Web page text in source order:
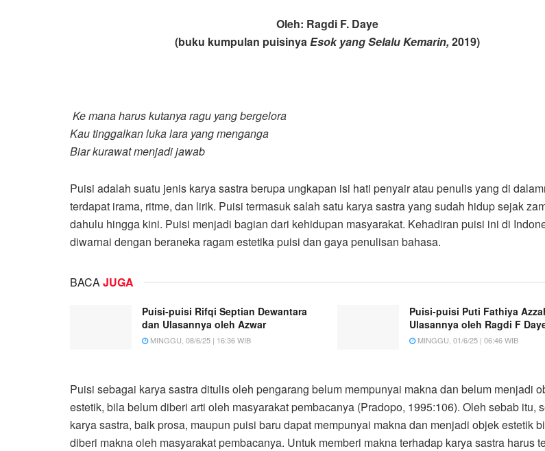
Oleh: Ragdi F. Daye
(buku kumpulan puisinyaEsok yang Selalu Kemarin, 2019)
Ke mana harus kutanya ragu yang bergelora
Kau tinggalkan luka lara yang menganga
Biar kurawat menjadi jawab
Puisi adalah suatu jenis karya sastra berupa ungkapan isi hati penyair atau penulis yang di
terdapat irama, ritme, dan lirik. Puisi termasuk salah satu karya sastra yang sudah hidup sejak
dahulu hingga kini. Puisi menjadi bagian dari kehidupan masyarakat. Kehadiran puisi ini di
diwarnai dengan beraneka ragam estetika puisi dan gaya penulisan bahasa.
BACAJUGA
Puisi-puisi Rifqi Septian Dewantara
dan Ulasannya oleh Azwar
MINGGU, 08/6/25 | 16:36 WIB
Puisi-puisi Puti Fathiya
Ulasannya oleh Ragdi F
MINGGU, 01/6/25 | 06:46 WIB
Puisi sebagai karya sastra ditulis oleh pengarang belum mempunyai makna dan belum menjadi
estetik, bila belum diberi arti oleh masyarakat pembacanya (Pradopo, 1995:106). Oleh sebab itu,
karya sastra, baik prosa, maupun puisi baru dapat mempunyai makna dan menjadi objek estetik
diberi makna oleh masyarakat pembacanya. Untuk memberi makna terhadap karya sastra harus